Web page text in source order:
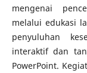
mengenai
melalui edukasi
penyuluhan
interaktif dan
PowerPoint.